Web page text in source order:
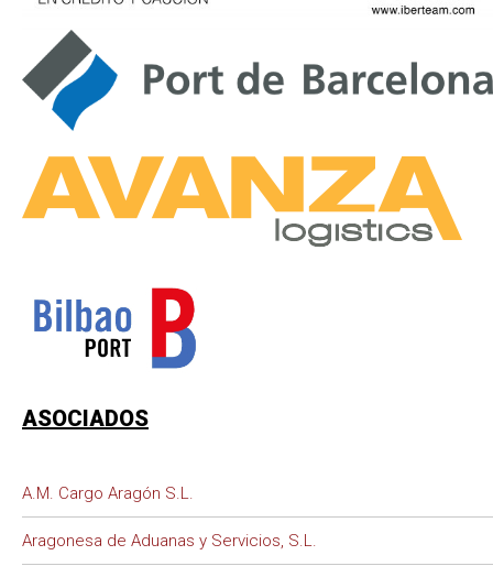
ASOCIADOS
A.M. Cargo Aragón S.L.
Aragonesa de Aduanas y Servicios, S.L.